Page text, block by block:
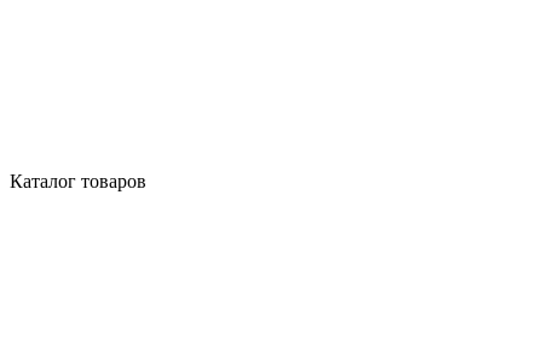
Каталог товаров